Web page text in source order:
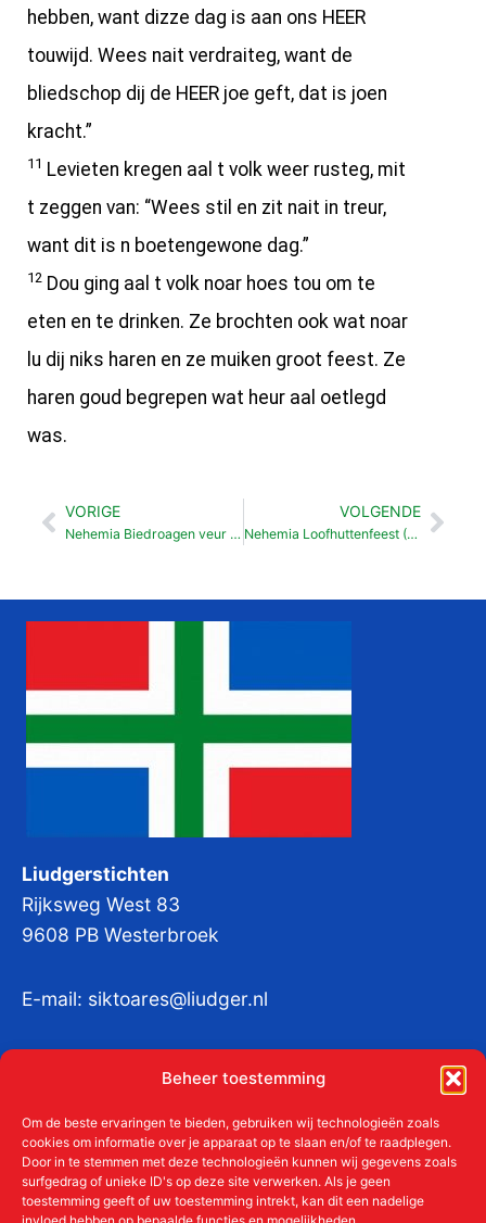
Beheer toestemming
Om de beste ervaringen te bieden, gebruiken wij technologieën zoals
cookies om informatie over je apparaat op te slaan en/of te raadplegen.
Door in te stemmen met deze technologieën kunnen wij gegevens zoals
surfgedrag of unieke ID's op deze site verwerken. Als je geen
toestemming geeft of uw toestemming intrekt, kan dit een nadelige
hebben, want dizze dag is aan ons HEER
touwijd. Wees nait verdraiteg, want de
bliedschop dij de HEER joe geft, dat is joen
kracht.”
11 Levieten kregen aal t volk weer rusteg, mit
t zeggen van: “Wees stil en zit nait in treur,
want dit is n boetengewone dag.”
12 Dou ging aal t volk noar hoes tou om te
eten en te drinken. Ze brochten ook wat noar
lu dij niks haren en ze muiken groot feest. Ze
haren goud begrepen wat heur aal oetlegd
was.
Vorige
VORIGE
Nehemia Biedroagen veur tempel (7:69-72)
VOLGENDE
Nehemia Loofhuttenfeest (8:13-18)
Liudgerstichten
Rijksweg West 83
9608 PB Westerbroek
E-mail: siktoares@liudger.nl
KvKnr:41011712
Meer over de Liudgerstichten